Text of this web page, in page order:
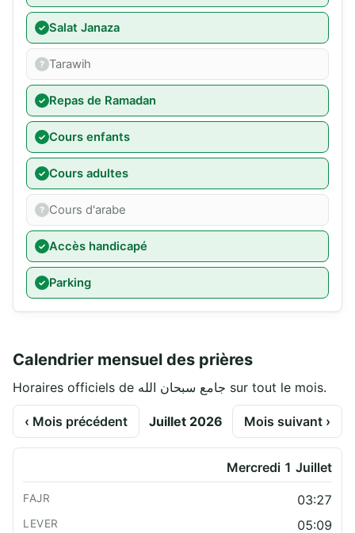
Salat Janaza
Tarawih
Repas de Ramadan
Cours enfants
Cours adultes
Cours d'arabe
Accès handicapé
Parking
Calendrier mensuel des prières
Horaires officiels de جامع سبحان الله sur tout le mois.
‹ Mois précédent Juillet 2026 Mois suivant ›
Mercredi 1 Juillet
03:27
05:09